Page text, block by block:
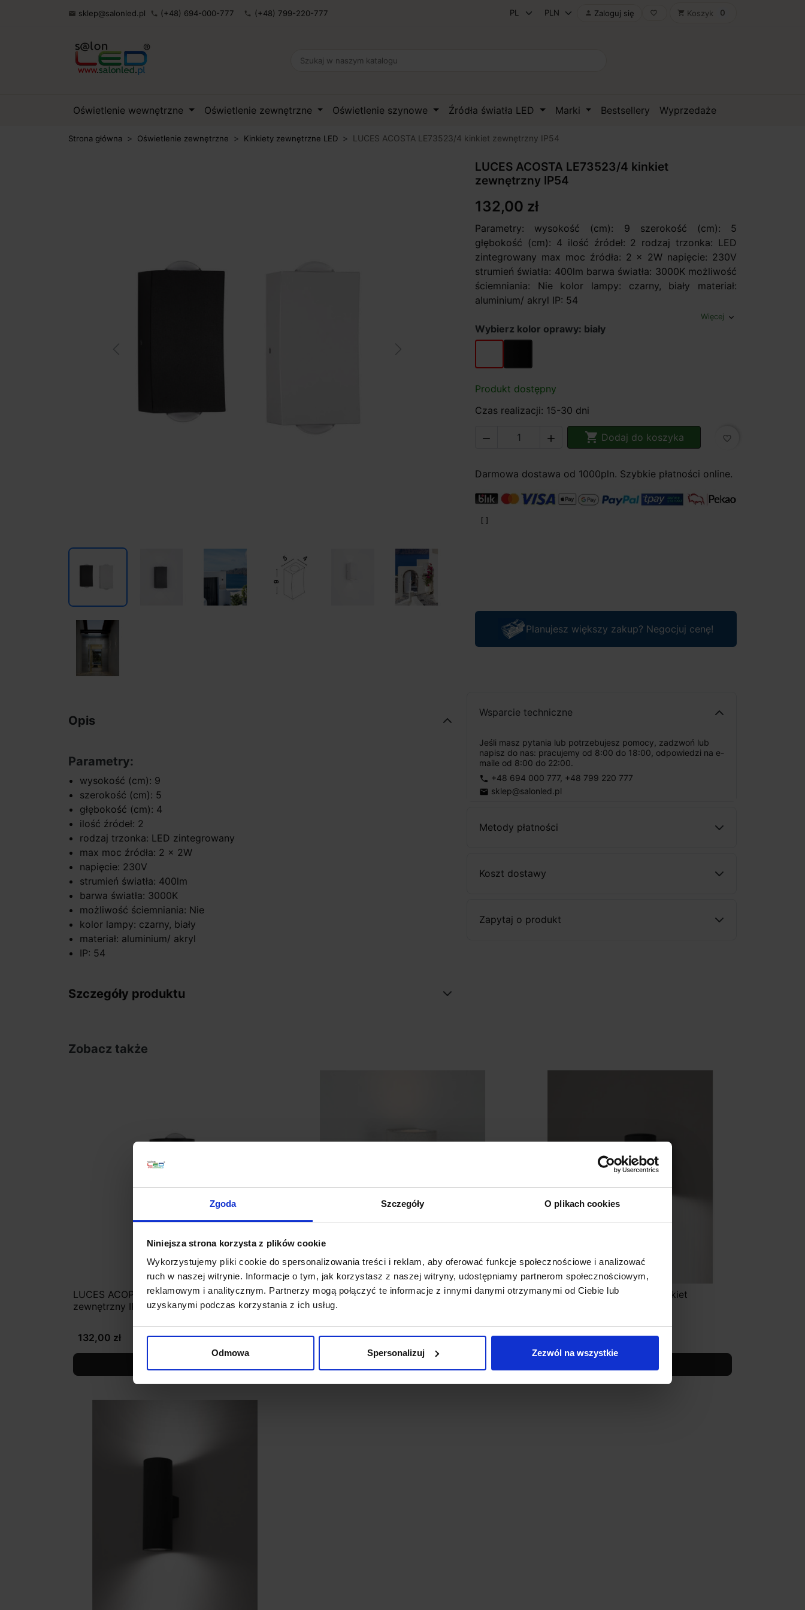
Zgoda Szczegóły O plikach cookies
Niniejsza strona korzysta z plików cookie
Wykorzystujemy pliki cookie do spersonalizowania treści i reklam, aby oferować funkcje społecznościowe i analizować
ruch w naszej witrynie. Informacje o tym, jak korzystasz z naszej witryny, udostępniamy partnerom społecznościowym,
reklamowym i analitycznym. Partnerzy mogą połączyć te informacje z innymi danymi otrzymanymi od Ciebie lub
uzyskanymi podczas korzystania z ich usług.
Odmowa Spersonalizuj Zezwól na wszystkie
 sklep@salonled.pl phone (+48) 694-000-777 phone (+48) 799-220-777  Zaloguj się favorite_border shopping_cart Koszyk 0
Oświetlenie wewnętrzne Oświetlenie zewnętrzne Oświetlenie szynowe Źródła światła LED Marki Bestsellery Wyprzedaże
Strona główna Oświetlenie zewnętrzne Kinkiety zewnętrzne LED LUCES ACOSTA LE73523/4 kinkiet zewnętrzny IP54
LUCES ACOSTA LE73523/4 kinkiet
zewnętrzny IP54
132,00 zł
Parametry: wysokość (cm): 9 szerokość (cm): 5
głębokość (cm): 4 ilość źródeł: 2 rodzaj trzonka: LED
zintegrowany max moc źródła: 2 x 2W napięcie: 230V
strumień światła: 400lm barwa światła: 3000K możliwość
ściemniania: Nie kolor lampy: czarny, biały materiał:
aluminium/ akryl IP: 54
Więcej expand_more
Wybierz kolor oprawy: biały
biały czarny
Produkt dostępny
Czas realizacji: 15-30 dni
   Dodaj do koszyka favorite_border
Darmowa dostawa od 1000pln. Szybkie płatności online.
Planujesz większy zakup? Negocjuj cenę!
Wsparcie techniczne
Jeśli masz pytania lub potrzebujesz pomocy, zadzwoń lub
napisz do nas: pracujemy od 8:00 do 18:00, odpowiedzi na e-
maile od 8:00 do 22:00.
phone +48 694 000 777, +48 799 220 777
email sklep@salonled.pl
Metody płatności
Koszt dostawy
Zapytaj o produkt
Opis
Parametry:
wysokość (cm): 9
szerokość (cm): 5
głębokość (cm): 4
ilość źródeł: 2
rodzaj trzonka: LED zintegrowany
max moc źródła: 2 x 2W
napięcie: 230V
strumień światła: 400lm
barwa światła: 3000K
możliwość ściemniania: Nie
kolor lampy: czarny, biały
materiał: aluminium/ akryl
IP: 54
Szczegóły produktu
Zobacz także
LUCES ACOPEO LE73522 kinkiet
zewnętrzny IP54
132,00 zł
LUCES BUENAVISTA LE71608/9 kinkiet
zewnętrzny IP65 beton
276,00 zł
LUCES QUINTANA LE71623 kinkiet
285,00 zł